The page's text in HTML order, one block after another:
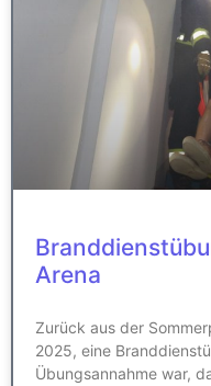
Arena
Zurück aus der
2025, eine
Übungsannahme war,